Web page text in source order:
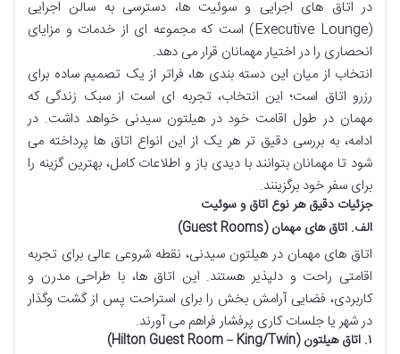
در اتاق های اجرایی و سوئیت ها، دسترسی به سالن اجرایی
(Executive Lounge) است که مجموعه ای از خدمات و مزایای
انحصاری را در اختیار مهمانان قرار می دهد.
انتخاب از میان این دسته بندی ها، فراتر از یک تصمیم ساده برای
رزرو اتاق است؛ این انتخاب، تجربه ای است از سبک زندگی که
مهمان در طول اقامت خود در هیلتون سیدنی خواهد داشت. در
ادامه، به بررسی دقیق تر هر یک از این انواع اتاق ها پرداخته می
شود تا مهمانان بتوانند با دیدی باز و اطلاعات کامل، بهترین گزینه را
برای سفر خود برگزینند.
جزئیات دقیق هر نوع اتاق و سوئیت
الف. اتاق های مهمان (Guest Rooms)
اتاق های مهمان در هیلتون سیدنی، نقطه شروعی عالی برای تجربه
اقامتی راحت و دلپذیر هستند. این اتاق ها، با طراحی مدرن و
کاربردی، فضایی آرامش بخش را برای استراحت پس از گشت وگذار
در شهر یا جلسات کاری پرفشار فراهم می آورند.
۱. اتاق هیلتون (Hilton Guest Room – King/Twin)